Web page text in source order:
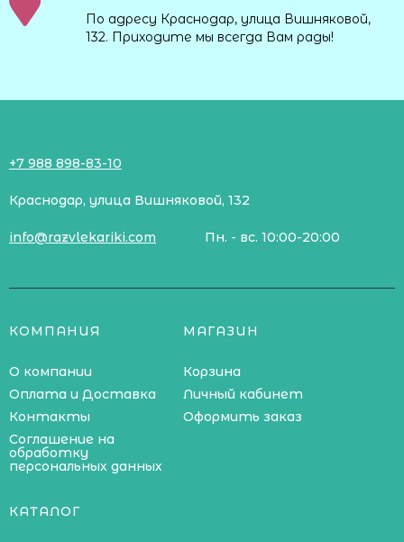
По адресу Краснодар, улица Вишняковой,
132. Приходите мы всегда Вам рады!
+7 988 898-83-10
Краснодар, улица Вишняковой, 132
info@razvlekariki.com Пн. - вс. 10:00-20:00
КОМПАНИЯ
О компании
Оплата и Доставка
Контакты
Соглашение на
обработку
персональных данных
МАГАЗИН
Корзина
Личный кабинет
Оформить заказ
КАТАЛОГ